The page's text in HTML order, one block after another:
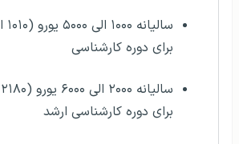
برای دوره کارشناسی
برای دوره کارشناسی ارشد